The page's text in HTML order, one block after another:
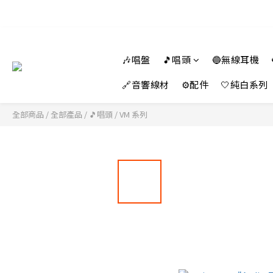
🎶唱盤 🎵唱頭 🔵無線耳機
🔗音響線材
⚙️配件 🤍純白系列
全部商品 / 全部產品 / 🎵唱頭 /VM 系列